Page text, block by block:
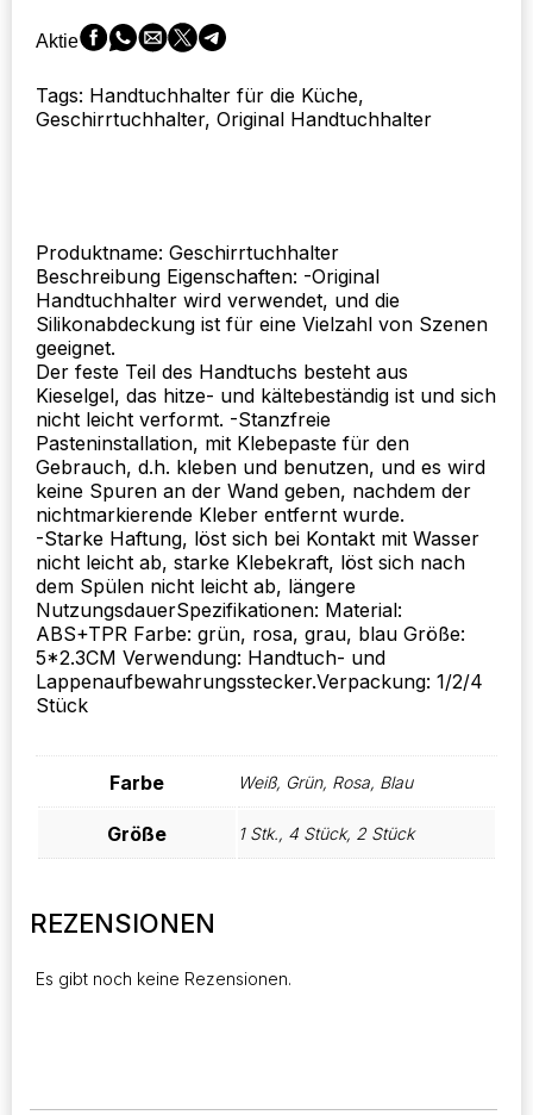
Stanzung
Lagerung
Haken
Geschirrtuch
das
Handtuch
Regal
Menge
Aktie
Tags: Handtuchhalter für die Küche,
Geschirrtuchhalter, Original Handtuchhalter
Produktname: Geschirrtuchhalter
Beschreibung Eigenschaften: -Original
Handtuchhalter wird verwendet, und die
Silikonabdeckung ist für eine Vielzahl von Szenen
geeignet.
Der feste Teil des Handtuchs besteht aus
Kieselgel, das hitze- und kältebeständig ist und sich
nicht leicht verformt. -Stanzfreie
Pasteninstallation, mit Klebepaste für den
Gebrauch, d.h. kleben und benutzen, und es wird
keine Spuren an der Wand geben, nachdem der
nichtmarkierende Kleber entfernt wurde.
-Starke Haftung, löst sich bei Kontakt mit Wasser
nicht leicht ab, starke Klebekraft, löst sich nach
dem Spülen nicht leicht ab, längere
NutzungsdauerSpezifikationen: Material:
ABS+TPR Farbe: grün, rosa, grau, blau Größe:
5*2.3CM Verwendung: Handtuch- und
Lappenaufbewahrungsstecker.Verpackung: 1/2/4
Stück
Farbe Weiß, Grün, Rosa, Blau
Größe 1 Stk., 4 Stück, 2 Stück
REZENSIONEN
Es gibt noch keine Rezensionen.